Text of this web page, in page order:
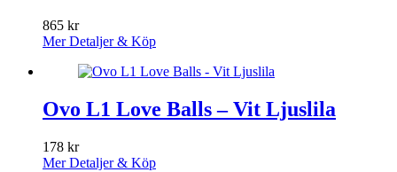
865 kr
Mer Detaljer & Köp
Ovo L1 Love Balls – Vit Ljuslila
178 kr
Mer Detaljer & Köp